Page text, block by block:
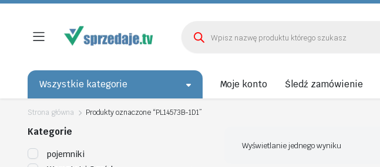
produktów
Wszystkie kategorie Moje konto Śledź zamówienie
Strona główna Produkty oznaczone “PL14573B-1D1”
Wyświetlanie jednego wyniku
Kategorie
pojemniki